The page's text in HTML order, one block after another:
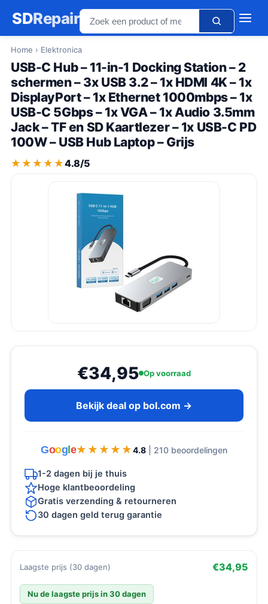
SDRepair
Home › Elektronica
USB-C Hub – 11-in-1 Docking Station – 2
schermen – 3x USB 3.2 – 1x HDMI 4K – 1x
DisplayPort – 1x Ethernet 1000mbps – 1x
USB-C 5Gbps – 1x VGA – 1x Audio 3.5mm
Jack – TF en SD Kaartlezer – 1x USB-C PD
100W – USB Hub Laptop – Grijs
★★★★★
★★★★★ 4.8/5
€34,95 Op voorraad
Bekijk deal op bol.com →
Goog e★★★★★
★★★★★ 4.8 | 210 beoordelingen
1-2 dagen bij je thuis
Hoge klantbeoordeling
Gratis verzending & retourneren
30 dagen geld terug garantie
Laagste prijs (30 dagen) €34,95
Nu de laagste prijs in 30 dagen